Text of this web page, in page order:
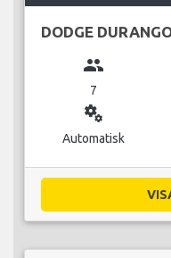
DODGE
group
7
miscellaneous_services
Automatisk